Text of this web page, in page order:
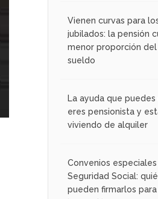
Vienen curvas para
jubilados: la pensión
menor proporción
sueldo
La ayuda que puedes
eres pensionista y
viviendo de alquiler
Convenios
Seguridad Social:
pueden firmarlos